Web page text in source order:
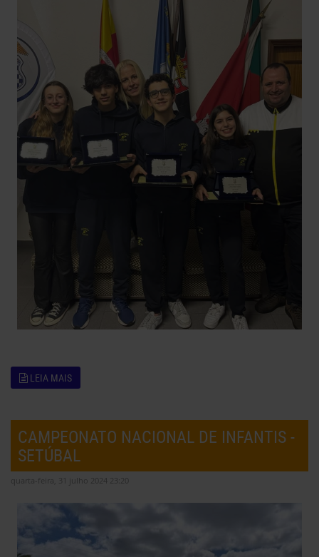
LEIA MAIS
CAMPEONATO NACIONAL DE INFANTIS -
SETÚBAL
quarta-feira, 31 julho 2024 23:20